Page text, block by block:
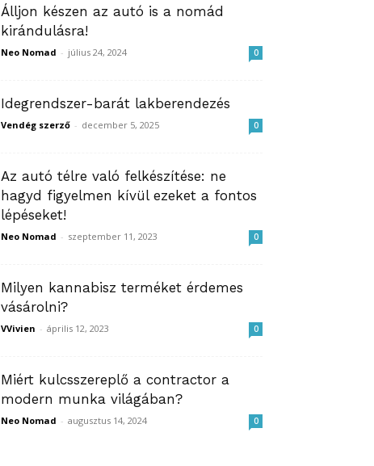
Álljon készen az autó is a nomád
kirándulásra!
Neo Nomad - július 24, 2024 0
Idegrendszer-barát lakberendezés
Vendég szerző - december 5, 2025 0
Az autó télre való felkészítése: ne
hagyd figyelmen kívül ezeket a fontos
lépéseket!
Neo Nomad - szeptember 11, 2023 0
Milyen kannabisz terméket érdemes
vásárolni?
VVivien - április 12, 2023 0
Miért kulcsszereplő a contractor a
modern munka világában?
Neo Nomad - augusztus 14, 2024 0